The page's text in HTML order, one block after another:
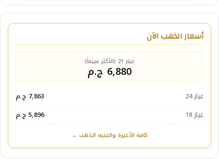
أسعار الذهب الآن
عيار 21 (الأكثر مبيعاً)
6,880 ج.م
عيار 24
7,863 ج.م
عيار 18
5,896 ج.م
كافة الأعيرة والجنيه الذهب ←